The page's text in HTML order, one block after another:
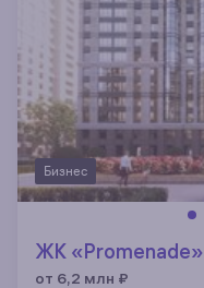
Бизнес
ЖК «Promenade»
от 6,2 млн ₽